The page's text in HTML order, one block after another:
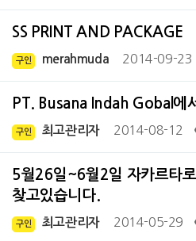
SS PRINT AND PACKAGE
구인 merahmuda 2014-09-23
PT. Busana Indah Gobal에
구인 최고관리자 2014-08-12
5월26일~6월2일 자카르타
찾고있습니다.
구인 최고관리자 2014-05-29